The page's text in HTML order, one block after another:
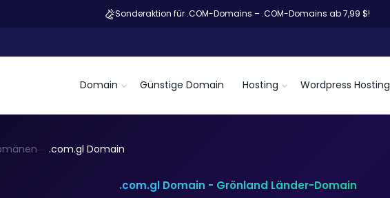
Sonderaktion für .COM-Domains – .COM-Domains ab 7,99 $!
Domain Günstige Domain Hosting Wordpress Hosting
.com.gl Domain
.com.gl Domain - Grönland Länder-Domain